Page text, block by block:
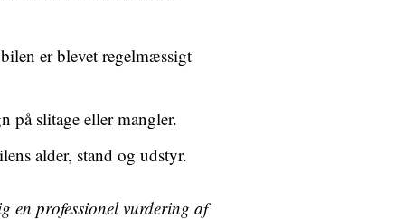
er blevet regelmæssigt
på slitage eller mangler.
alder, stand og udstyr.
en professionel vurdering af